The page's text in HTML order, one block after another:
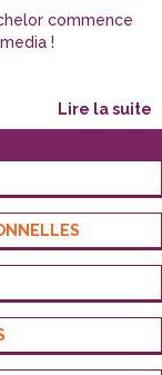
commence
!
lire la suite